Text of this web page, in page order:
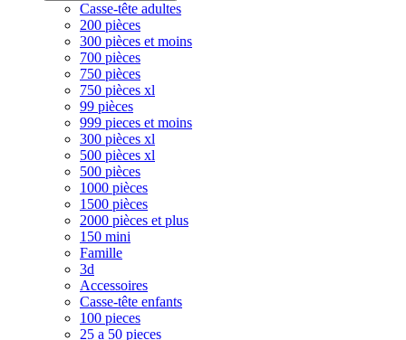
Casse-tête adultes
200 pièces
300 pièces et moins
700 pièces
750 pièces
750 pièces xl
99 pièces
999 pieces et moins
300 pièces xl
500 pièces xl
500 pièces
1000 pièces
1500 pièces
2000 pièces et plus
150 mini
Famille
3d
Accessoires
Casse-tête enfants
100 pieces
25 a 50 pieces